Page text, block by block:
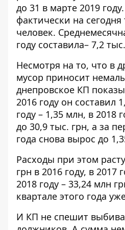
до 31 в марте 2019
фактически на
человек.
году составила– 7,2
Несмотря на то, что в
мусор приносит
днепровское КП
2016 году он составил
году – 1,35 млн, в 2018
до 30,9 тыс. грн, а за
года снова вырос до
Расходы при этом
грн в 2016 году, в 2017
2018 году – 33,24 млн
квартале этого года
И КП не спешит